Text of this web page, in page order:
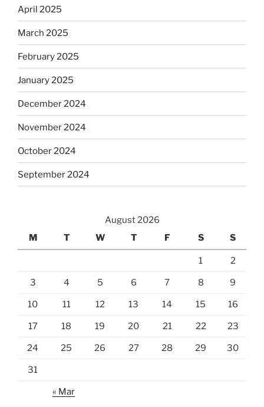
April 2025
March 2025
February 2025
January 2025
December 2024
November 2024
October 2024
September 2024
August 2026
M
T W T F S S
1 2
3 4 5 6 7 8 9
10 11 12 13 14 15 16
17 18 19 20 21 22 23
24 25 26 27 28 29 30
31
« Mar